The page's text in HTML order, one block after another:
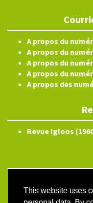
This website uses
A propos du
A propos du
A propos du
A propos du
A propos des
Revue Igloos